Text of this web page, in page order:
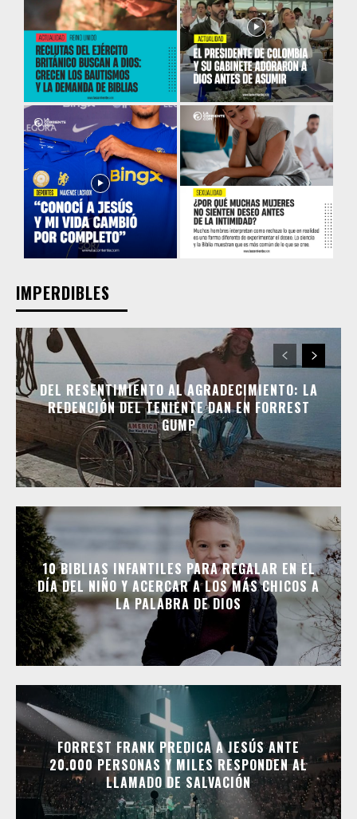
IMPERDIBLES
DEL RESENTIMIENTO AL AGRADECIMIENTO: LA
REDENCIÓN DEL TENIENTE DAN EN FORREST
GUMP
10 BIBLIAS INFANTILES PARA REGALAR EN EL
DÍA DEL NIÑO Y ACERCAR A LOS MÁS CHICOS A
LA PALABRA DE DIOS
FORREST FRANK PREDICA A JESÚS ANTE
20.000 PERSONAS Y MILES RESPONDEN AL
LLAMADO DE SALVACIÓN